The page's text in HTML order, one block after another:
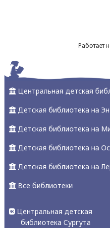
Работает
Центральная детская
Детская библиотека на
Детская библиотека на
Детская библиотека на
Детская библиотека на
Все библиотеки
Центральная детская
библиотека Сургута